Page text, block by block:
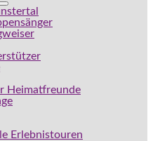
Heimatfreunde
Erlebnistouren